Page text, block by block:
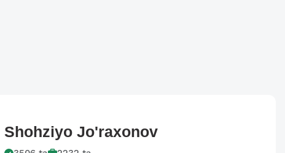
Shohziyo Jo'raxonov